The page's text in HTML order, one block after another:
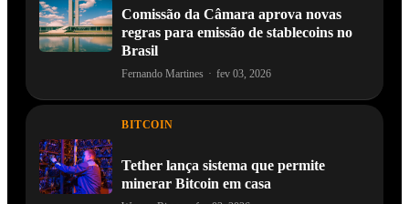
Comissão da Câmara aprova novas
regras para emissão de stablecoins no
Brasil
Fernando Martines · fev 03, 2026
BITCOIN
Tether lança sistema que permite
minerar Bitcoin em casa